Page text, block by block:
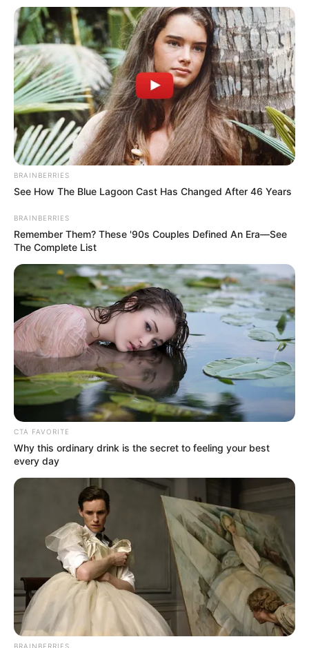
BRAINBERRIES
See How The Blue Lagoon Cast Has Changed After 46 Years
BRAINBERRIES
Remember Them? These '90s Couples Defined An Era—See
The Complete List
CTA FAVORITE
Why this ordinary drink is the secret to feeling your best
every day
BRAINBERRIES